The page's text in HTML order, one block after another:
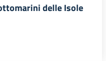
delle Isole